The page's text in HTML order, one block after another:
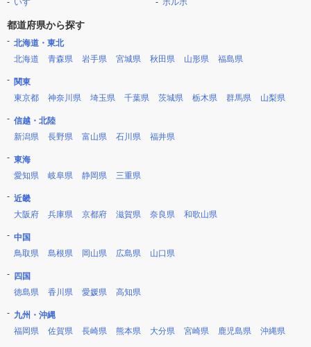
いすゞ
ボルボ
都道府県から探す
北海道・東北
北海道
青森県 岩手県 宮城県 秋田県 山形県 福島県
関東
東京都
神奈川県 埼玉県 千葉県 茨城県 栃木県 群馬県 山梨県
信越・北陸
新潟県
長野県 富山県 石川県 福井県
東海
愛知県
岐阜県 静岡県 三重県
近畿
大阪府
兵庫県 京都府 滋賀県 奈良県 和歌山県
中国
鳥取県
島根県 岡山県 広島県 山口県
四国
徳島県
香川県 愛媛県 高知県
九州・沖縄
福岡県
佐賀県 長崎県 熊本県 大分県 宮崎県 鹿児島県 沖縄県